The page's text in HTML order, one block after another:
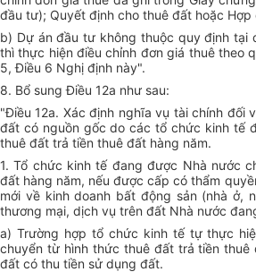
đầu tư); Quyết định cho thuê đất hoặc
b) Dự án đầu tư không thuộc quy định tại
thì thực hiện điều chỉnh đơn giá thuê theo
5, Điều 6 Nghị định này".
8. Bổ sung Điều 12a như sau:
"Điều 12a. Xác định nghĩa vụ tài chính đối
đất có nguồn gốc do các tổ chức kinh tế
thuê đất trả tiền thuê đất hàng năm.
1. Tổ chức kinh tế đang được Nhà nước
đất hàng năm, nếu được cấp có thẩm
mới về kinh doanh bất động sản (nhà ở,
thương mại, dịch vụ trên đất Nhà nước
a) Trường hợp tổ chức kinh tế tự thực
chuyển từ hình thức thuê đất trả tiền thuê
đất có thu tiền sử dụng đất.